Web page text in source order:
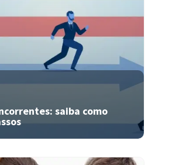
saiba como